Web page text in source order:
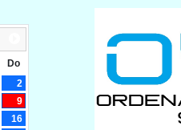
Do
2
9
16